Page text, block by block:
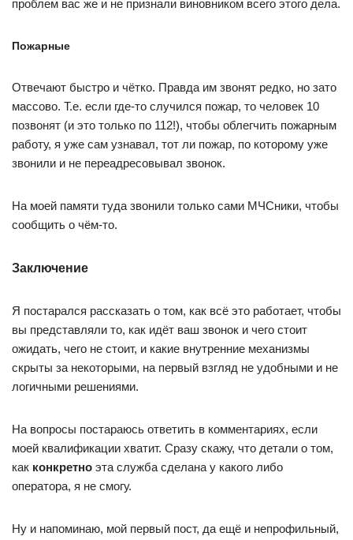
проблем вас же и не признали виновником всего этого дела.
Пожарные
Отвечают быстро и чётко. Правда им звонят редко, но зато
массово. Т.е. если где-то случился пожар, то человек 10
позвонят (и это только по 112!), чтобы облегчить пожарным
работу, я уже сам узнавал, тот ли пожар, по которому уже
звонили и не переадресовывал звонок.
На моей памяти туда звонили только сами МЧСники, чтобы
сообщить о чём-то.
Заключение
Я постарался рассказать о том, как всё это работает, чтобы
вы представляли то, как идёт ваш звонок и чего стоит
ожидать, чего не стоит, и какие внутренние механизмы
скрыты за некоторыми, на первый взгляд не удобными и не
логичными решениями.
На вопросы постараюсь ответить в комментариях, если
моей квалификации хватит. Сразу скажу, что детали о том,
как конкретно эта служба сделана у какого либо
оператора, я не смогу.
Ну и напоминаю, мой первый пост, да ещё и непрофильный,